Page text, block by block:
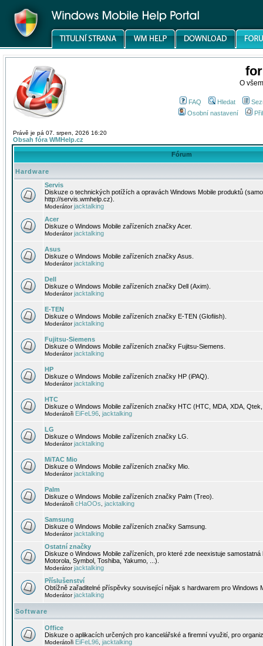
O
FAQ Hledat
Osobní nastavení
Právě je pá 07. srpen, 2026 16:20
Obsah fóra WMHelp.cz
Fórum
Hardware
Servis
Diskuze o technických potížích a opravách Windows Mobile produktů
http://servis.wmhelp.cz).
Moderátorjacktalking
Acer
Diskuze o Windows Mobile zařízeních značky Acer.
Moderátorjacktalking
Asus
Diskuze o Windows Mobile zařízeních značky Asus.
Moderátorjacktalking
Dell
Diskuze o Windows Mobile zařízeních značky Dell (Axim).
Moderátorjacktalking
E-TEN
Diskuze o Windows Mobile zařízeních značky E-TEN (Glofiish).
Moderátorjacktalking
Fujitsu-Siemens
Diskuze o Windows Mobile zařízeních značky Fujitsu-Siemens.
Moderátorjacktalking
HP
Diskuze o Windows Mobile zařízeních značky HP (iPAQ).
Moderátorjacktalking
HTC
Diskuze o Windows Mobile zařízeních značky HTC (HTC, MDA, XDA,
Moderátoři EiFeL96 jacktalking
LG
Diskuze o Windows Mobile zařízeních značky LG.
Moderátorjacktalking
MiTAC Mio
Diskuze o Windows Mobile zařízeních značky Mio.
Moderátorjacktalking
Palm
Diskuze o Windows Mobile zařízeních značky Palm (Treo).
Moderátoři cHaOOs jacktalking
Samsung
Diskuze o Windows Mobile zařízeních značky Samsung.
Moderátorjacktalking
Ostatní značky
Diskuze o Windows Mobile zařízeních, pro které zde neexistuje
Motorola, Symbol, Toshiba, Yakumo, ...).
Moderátorjacktalking
Příslušenství
Obtížně zařaditelné příspěvky související nějak s hardwarem pro Windows
Moderátorjacktalking
Software
Office
Diskuze o aplikacích určených pro kancelářské a firemní využití, pro
Moderátoři EiFeL96 jacktalking